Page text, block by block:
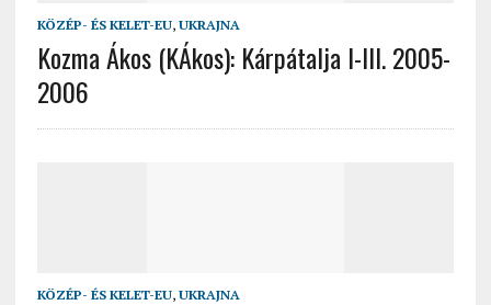
KÖZÉP- ÉS KELET-EU, UKRAJNA
Kozma Ákos (KÁkos): Kárpátalja I-III. 2005-
2006
KÖZÉP- ÉS KELET-EU, UKRAJNA